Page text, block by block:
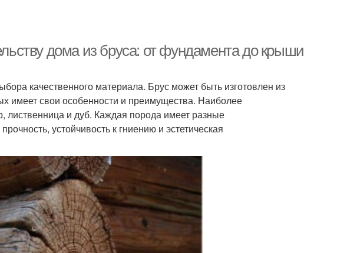
дома из бруса: от фундамента до крыши
качественного материала. Брус может быть изготовлен из
имеет свои особенности и преимущества. Наиболее
и дуб. Каждая порода имеет разные
устойчивость к гниению и эстетическая